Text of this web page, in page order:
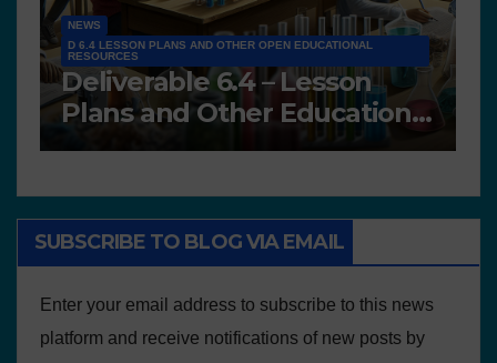
NEWS
D 6.4 LESSON PLANS AND OTHER OPEN EDUCATIONAL
RESOURCES
Deliverable 6.4 – Lesson
Plans and Other Educational
resources
SUBSCRIBE TO BLOG VIA EMAIL
Enter your email address to subscribe to this news
platform and receive notifications of new posts by